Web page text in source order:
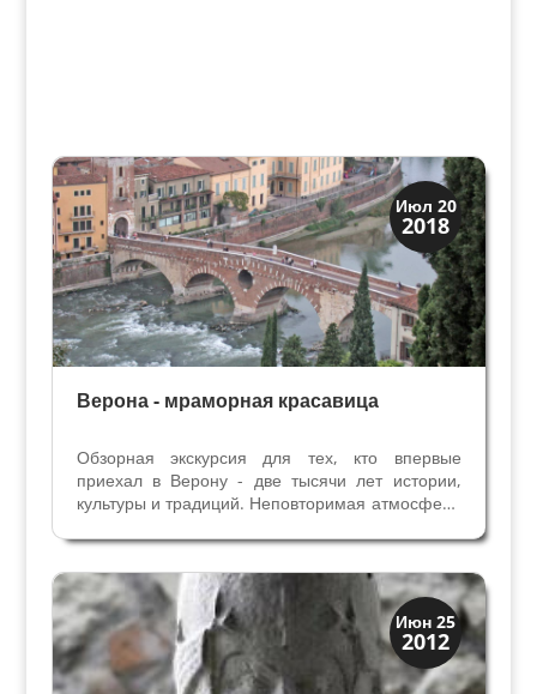
Июл 20
2018
Верона
Экскурсии
Верона - мраморная красавица
Обзорная экскурсия для тех, кто впервые
приехал в Верону - две тысячи лет истории,
культуры и традиций. Неповторимая атмосфера
соборов и многочисленных памятников римской
эпохи пронизывает всех в городе влюбленных.
Вас ждут...
Июн 25
2012
XIX век до наших дней
Верона